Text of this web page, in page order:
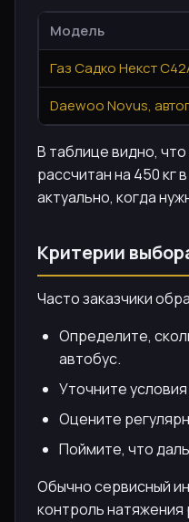
Модель
Газ Садко Некст
Daewoo Novus,
В таблице видно,
рассчитан на 450 кг
актуально, когда
Критерии
Часто заказчики
Определите,
автобус.
Уточните
Оцените
Поймите, что
Обычно сервисный
контроль